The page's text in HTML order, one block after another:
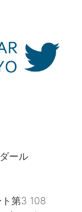
ール
第3 108